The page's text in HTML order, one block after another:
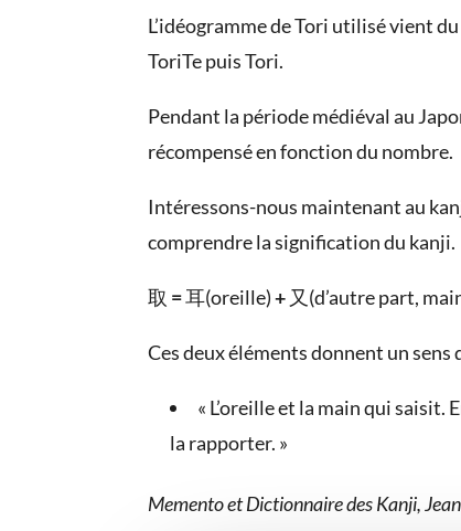
L’idéogramme de Tori utilisé vient
ToriTe puis Tori.
Pendant la période médiéval au
récompensé en fonction du nombre.
Intéressons-nous maintenant au
comprendre la signification du kanji.
取 =耳(oreille)+ 又(d’autre part,
Ces deux éléments donnent un
« L’oreille et la main qui
la rapporter. »
Memento et Dictionnaire des Kanji,